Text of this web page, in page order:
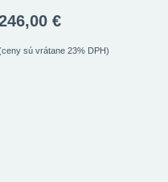
€
sú vrátane 23% DPH)